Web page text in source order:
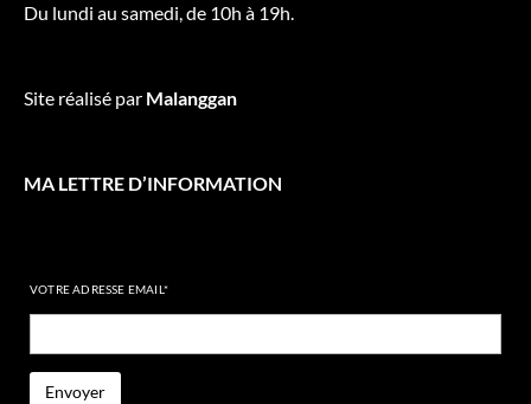
Du lundi au samedi, de 10h à 19h.
Site réalisé par Malanggan
MA LETTRE D’INFORMATION
VOTRE ADRESSE EMAIL*